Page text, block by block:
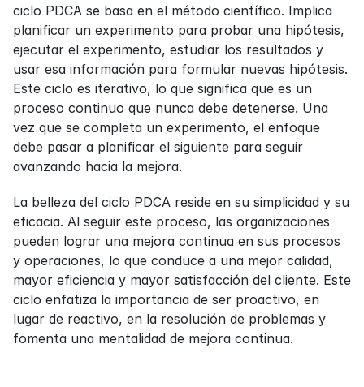
ciclo PDCA se basa en el método científico. Implica
planificar un experimento para probar una hipótesis,
ejecutar el experimento, estudiar los resultados y
usar esa información para formular nuevas hipótesis.
Este ciclo es iterativo, lo que significa que es un
proceso continuo que nunca debe detenerse. Una
vez que se completa un experimento, el enfoque
debe pasar a planificar el siguiente para seguir
avanzando hacia la mejora.
La belleza del ciclo PDCA reside en su simplicidad y su
eficacia. Al seguir este proceso, las organizaciones
pueden lograr una mejora continua en sus procesos
y operaciones, lo que conduce a una mejor calidad,
mayor eficiencia y mayor satisfacción del cliente. Este
ciclo enfatiza la importancia de ser proactivo, en
lugar de reactivo, en la resolución de problemas y
fomenta una mentalidad de mejora continua.